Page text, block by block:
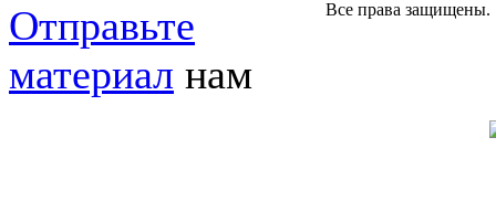
Отправьте
материал нам
Все права защищены.